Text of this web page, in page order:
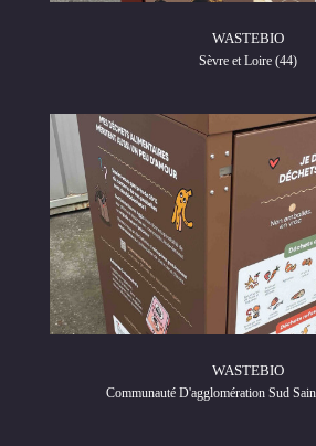
WASTEBIO
Sèvre et Loire (44)
WASTEBIO
Communauté D'agglomération Sud